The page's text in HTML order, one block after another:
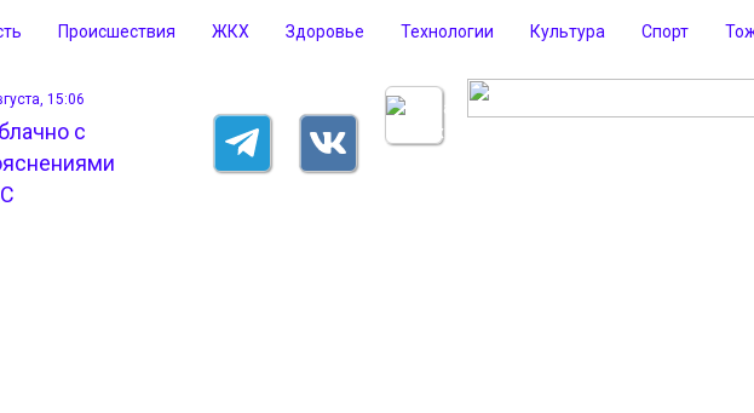
Происшествия ЖКХ Здоровье Технологии Культура Спорт
15:06
C